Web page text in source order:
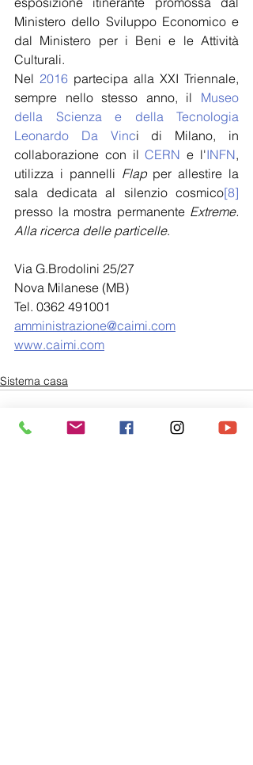
Ministero dello Sviluppo Economico e
dal Ministero per i Beni e le Attività
Culturali.
Nel 2016 partecipa alla XXI Triennale,
sempre nello stesso anno, il Museo
della Scienza e della Tecnologia
Leonardo Da Vinci di Milano, in
collaborazione con il CERN e l'INFN,
utilizza i pannelli Flap per allestire la
sala dedicata al silenzio cosmico[8]
presso la mostra permanente Extreme.
Alla ricerca delle particelle.
Via G.Brodolini 25/27
Nova Milanese (MB)
Tel. 0362 491001
amministrazione@caimi.com
www.caimi.com
Sistema casa